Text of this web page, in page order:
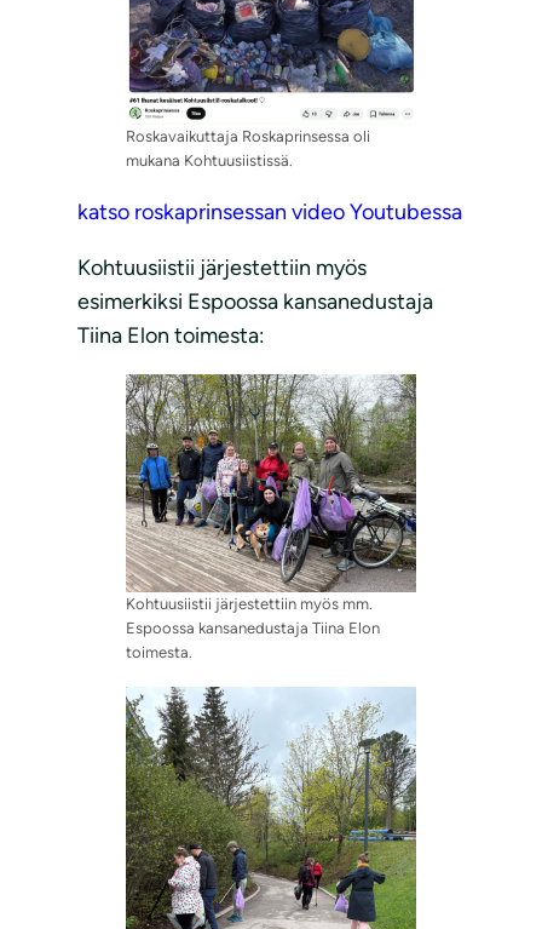
Roskavaikuttaja Roskaprinsessa oli
mukana Kohtuusiistissä.
katso roskaprinsessan video Youtubessa
Kohtuusiistii järjestettiin myös
esimerkiksi Espoossa kansanedustaja
Tiina Elon toimesta:
Kohtuusiistii järjestettiin myös mm.
Espoossa kansanedustaja Tiina Elon
toimesta.